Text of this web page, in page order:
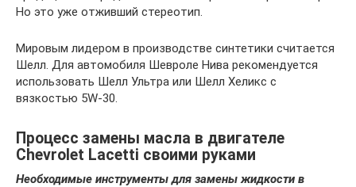
Но это уже отживший стереотип.
Мировым лидером в производстве синтетики считается
Шелл. Для автомобиля Шевроле Нива рекомендуется
использовать Шелл Ультра или Шелл Хеликс с
вязкостью 5W-30.
Процесс замены масла в двигателе
Chevrolet Lacetti своими руками
Необходимые инструменты для замены жидкости в